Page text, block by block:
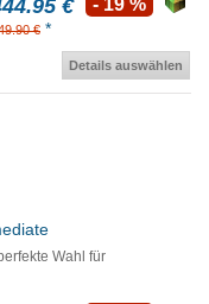
€
€ *
- 19 %
Details auswählen
Wahl für